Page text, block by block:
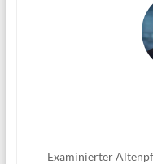
Examinierter